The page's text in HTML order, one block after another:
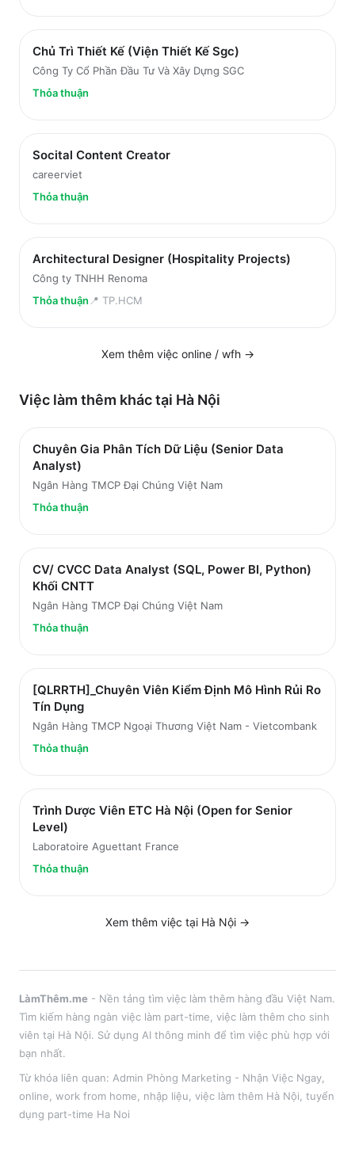
Chủ Trì Thiết Kế (Viện Thiết Kế Sgc)
Công Ty Cổ Phần Đầu Tư Và Xây Dựng SGC
Thỏa thuận
Socital Content Creator
careerviet
Thỏa thuận
Architectural Designer (Hospitality Projects)
Công ty TNHH Renoma
Thỏa thuận 📍 TP.HCM
Xem thêm việc online / wfh→
Việc làm thêm khác tại Hà Nội
Chuyên Gia Phân Tích Dữ Liệu (Senior Data
Analyst)
Ngân Hàng TMCP Đại Chúng Việt Nam
Thỏa thuận
CV/ CVCC Data Analyst (SQL, Power BI, Python)
Khối CNTT
Ngân Hàng TMCP Đại Chúng Việt Nam
Thỏa thuận
[QLRRTH]_Chuyên Viên Kiểm Định Mô Hình Rủi Ro
Tín Dụng
Ngân Hàng TMCP Ngoại Thương Việt Nam - Vietcombank
Thỏa thuận
Trình Dược Viên ETC Hà Nội (Open for Senior
Level)
Laboratoire Aguettant France
Thỏa thuận
Xem thêm việc tại Hà Nội →
LàmThêm.me - Nền tảng tìm việc làm thêm hàng đầu Việt Nam.
Tìm kiếm hàng ngàn việc làm part-time, việc làm thêm cho sinh
viên tại Hà Nội. Sử dụng AI thông minh để tìm việc phù hợp với
bạn nhất.
Từ khóa liên quan: Admin Phòng Marketing - Nhận Việc Ngay
online, work from home, nhập liệu , việc làm thêm Hà Nội , tuyển
dụng part-time Ha Noi